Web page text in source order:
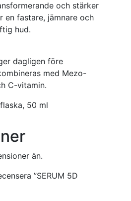
och stärker
en fastare, jämnare och
hud.
dagligen före
med Mezo-
C-vitamin.
50 ml
än.
”SERUM 5D